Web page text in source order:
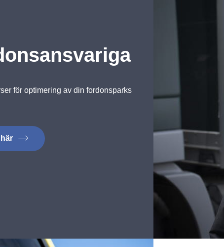
för optimering av din fordonsparks